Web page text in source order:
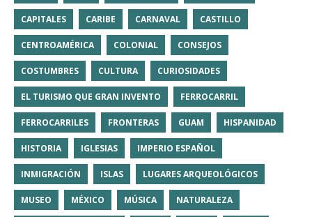
CAPITALES CARIBE CARNAVAL CASTILLO
CENTROAMÉRICA COLONIAL CONSEJOS
COSTUMBRES CULTURA CURIOSIDADES
EL TURISMO QUE GRAN INVENTO FERROCARRIL
FERROCARRILES FRONTERAS GUAM HISPANIDAD
HISTORIA IGLESIAS IMPERIO ESPAÑOL
INMIGRACIÓN ISLAS LUGARES ARQUEOLÓGICOS
MUSEO MÉXICO MÚSICA NATURALEZA